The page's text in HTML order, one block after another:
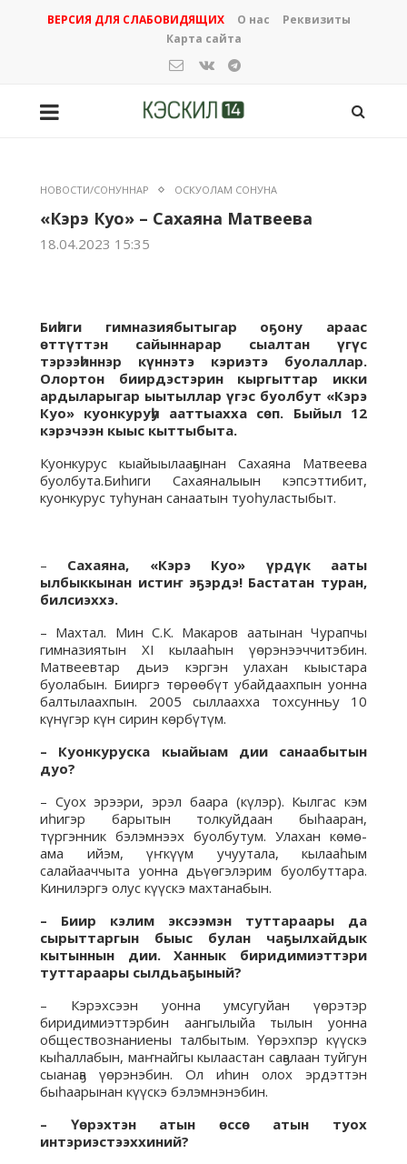
ВЕРСИЯ ДЛЯ СЛАБОВИДЯЩИХ О нас
Реквизиты
Карта сайта
НОВОСТИ/СОНУННАР ОСКУОЛАМ СОНУНА
«Кэрэ Куо» – Сахаяна Матвеева
18.04.2023 15:35
Биһиги гимназиябытыгар оҕону араас
өттүттэн сайыннарар сыалтан үгүс
тэрээһиннэр күннэтэ кэриэтэ буолаллар.
Олортон биирдэстэрин кыргыттар икки
ардыларыгар ыытыллар үгэс буолбут «Кэрэ
Куо» куонкуруһу ааттыахха сөп. Быйыл 12
кэрэчээн кыыс кыттыбыта.
Куонкурус кыайыылааҕынан Сахаяна Матвеева
буолбута.Биһиги Сахаяналыын кэпсэттибит,
куонкурус туһунан санаатын туоһуластыбыт.
– Сахаяна, «Кэрэ Куо» үрдүк ааты
ылбыккынан истиҥ эҕэрдэ! Бастатан туран,
билсиэххэ.
– Махтал. Мин С.К. Макаров аатынан Чурапчы
гимназиятын XI кылааһын үөрэнээччитэбин.
Матвеевтар дьиэ кэргэн улахан кыыстара
буолабын. Бииргэ төрөөбүт убайдаахпын уонна
балтылаахпын. 2005 сыллаахха тохсунньу 10
күнүгэр күн сирин көрбүтүм.
– Куонкуруска кыайыам дии санаабытын
дуо?
– Суох эрээри, эрэл баара (күлэр). Кылгас кэм
иһигэр барытын толкуйдаан быһааран,
түргэнник бэлэмнээх буолбутум. Улахан көмө-
ама ийэм, үҥкүүм учуутала, кылааһым
салайааччыта уонна дьүөгэлэрим буолбуттара.
Кинилэргэ олус күүскэ махтанабын.
– Биир кэлим эксээмэн туттараары да
сырыттаргын быыс булан чаҕылхайдык
кытыннын дии. Ханнык биридимиэттэри
туттараары сылдьаҕыный?
– Кэрэхсээн уонна умсугуйан үөрэтэр
биридимиэттэрбин аангылыйа тылын уонна
обществознаниены талбытым. Үөрэхпэр күүскэ
кыһаллабын, маҥнайгы кылаастан саҕалаан туйгун
сыанаҕа үөрэнэбин. Ол иһин олох эрдэттэн
быһаарынан күүскэ бэлэмнэнэбин.
– Үөрэхтэн атын өссө атын туох
интэриэстээххиний?